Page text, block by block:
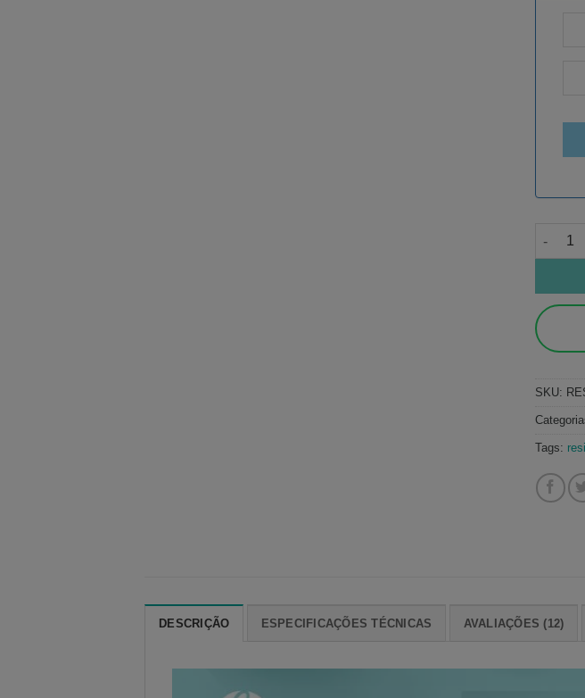
Resina
SKU:
Tags:
DESCRIÇÃO ESPECIFICAÇÕES TÉCNICAS AVALIAÇÕES (12)